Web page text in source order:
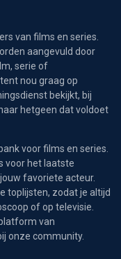
van films en series.
aangevuld door
serie of
nou graag op
bekijkt, bij
hetgeen dat voldoet
voor films en series.
voor het laatste
favoriete acteur.
toplijsten, zodat je altijd
of op televisie.
van
onze community.